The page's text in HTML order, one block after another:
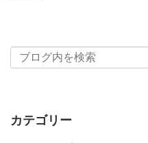
カテゴリー